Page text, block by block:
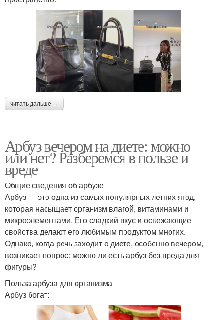
читать дальше →
Арбуз вечером на диете: можно
или нет? Разберемся в пользе и
вреде
Общие сведения об арбузе
Арбуз — это одна из самых популярных летних ягод,
которая насыщает организм влагой, витаминами и
микроэлементами. Его сладкий вкус и освежающие
свойства делают его любимым продуктом многих.
Однако, когда речь заходит о диете, особенно вечером,
возникает вопрос: можно ли есть арбуз без вреда для
фигуры?
Польза арбуза для организма
Арбуз богат: